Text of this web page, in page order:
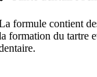
formule contient
formation du tartre